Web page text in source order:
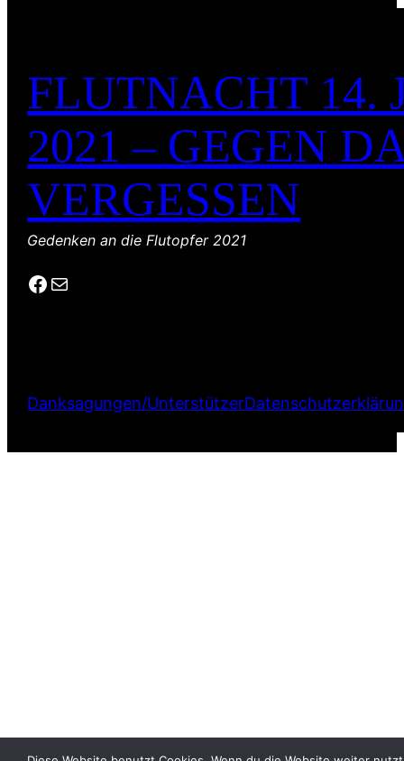
FLUTNACHT 14.
2021 – GEGEN
VERGESSEN
Gedenken an die Flutopfer 2021
Facebook
E-Mail
Danksagungen/Unterstützer